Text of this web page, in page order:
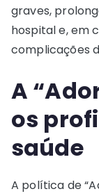
graves,
hospital e, em
complicações
A
os
saúde
A política de